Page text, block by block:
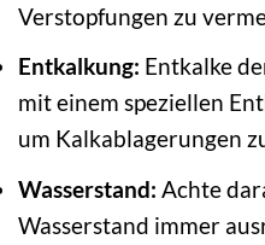
Verstopfungen zu
Entkalkung: Entkalke
mit einem speziellen
um Kalkablagerungen
Wasserstand: Achte
Wasserstand immer